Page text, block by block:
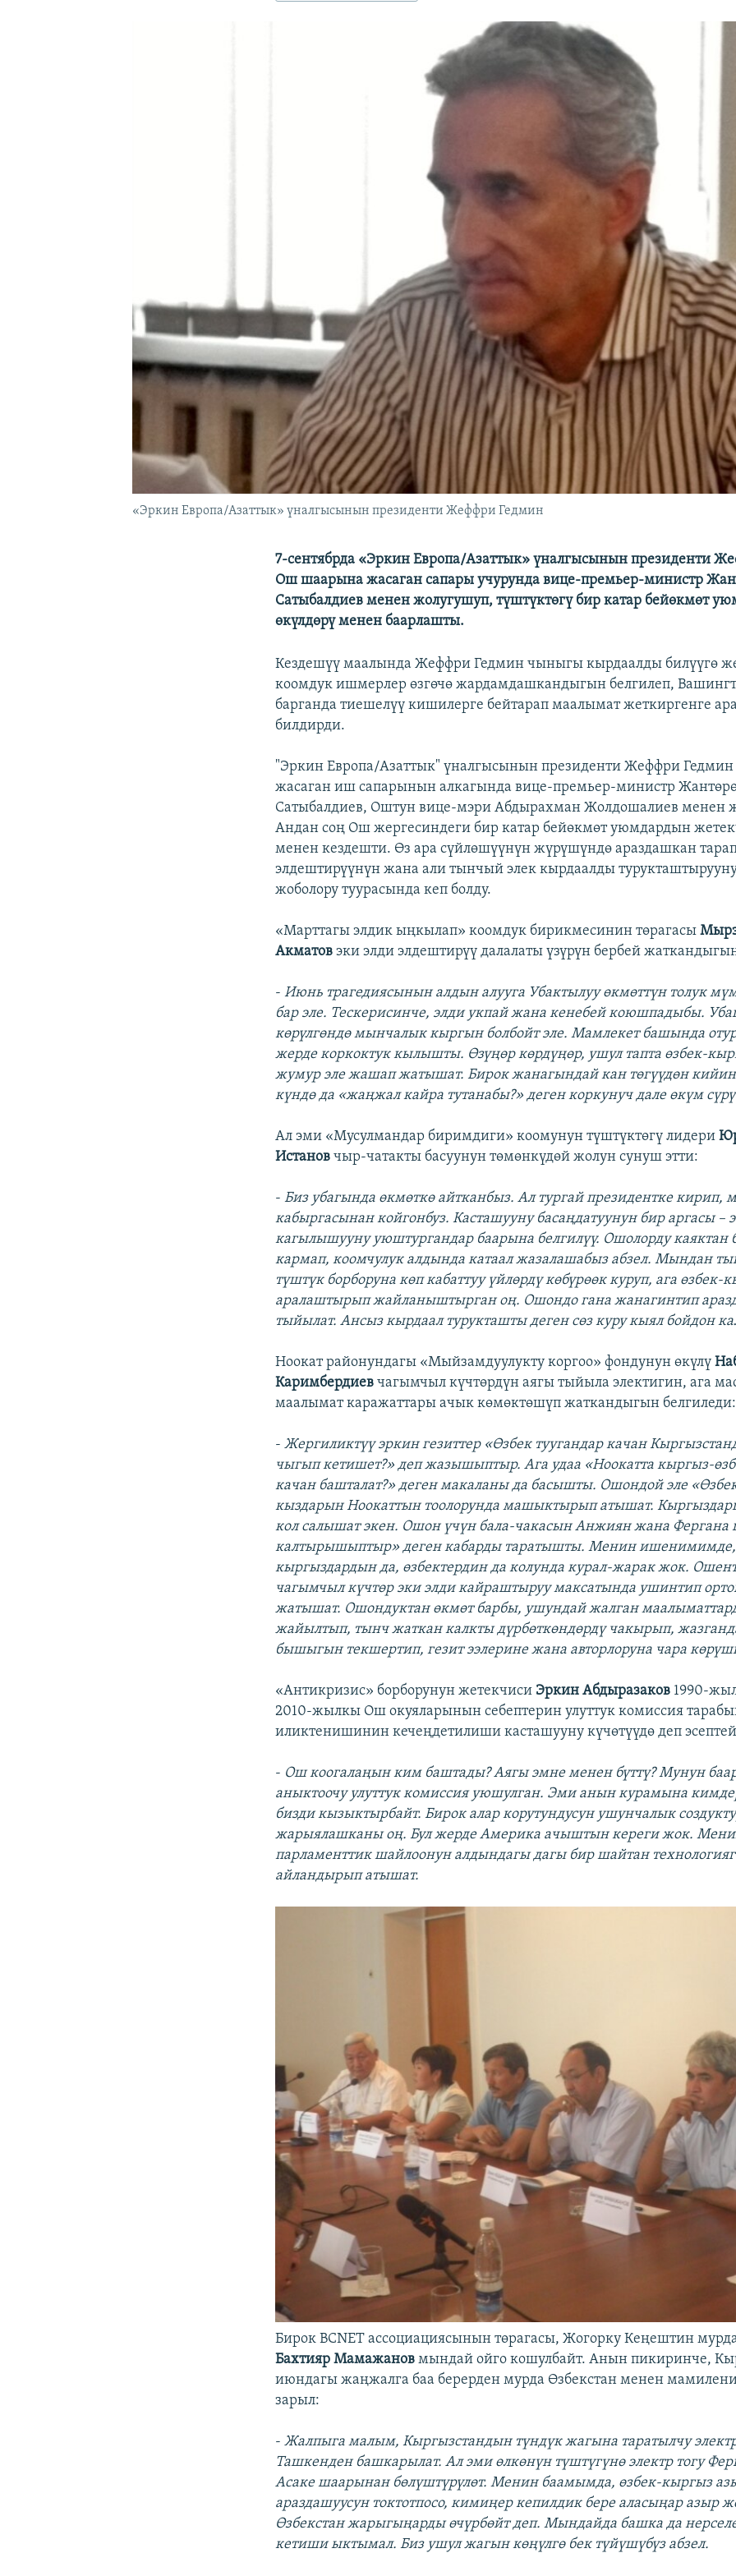
«Эркин Европа/Азаттык» үналгысынын президенти Жеффри Гедмин
7-сентябрда «Эркин Европа/Азаттык» үналгысынын президенти
Ош шаарына жасаган сапары учурунда вице-премьер-министр
Сатыбалдиев менен жолугушуп, түштүктөгү бир катар бейөкмөт
өкүлдөрү менен баарлашты.
Кездешүү маалында Жеффри Гедмин чыныгы кырдаалды билүүгө
коомдук ишмерлер өзгөчө жардамдашкандыгын белгилеп,
барганда тиешелүү кишилерге бейтарап маалымат жеткиргенге
билдирди.
"Эркин Европа/Азаттык" үналгысынын президенти Жеффри
жасаган иш сапарынын алкагында вице-премьер-министр
Сатыбалдиев, Оштун вице-мэри Абдырахман Жолдошалиев менен
Андан соң Ош жергесиндеги бир катар бейөкмөт уюмдардын
менен кездешти. Өз ара сүйлөшүүнүн жүрүшүндө араздашкан
элдештирүүнүн жана али тынчый элек кырдаалды
жоболору туурасында кеп болду.
«Марттагы элдик ыңкылап» коомдук бирикмесинин төрагасы
Акматовэки элди элдештирүү далалаты үзүрүн бербей
-Июнь трагедиясынын алдын алууга Убактылуу өкмөттүн толук
бар эле. Тескерисинче, элди укпай жана кенебей коюшпадыбы.
көрүлгөндө мынчалык кыргын болбойт эле. Мамлекет башында
жерде коркоктук кылышты. Өзүңөр көрдүңөр, ушул тапта өзбек-
жумур эле жашап жатышат. Бирок жанагындай кан төгүүдөн
күндө да «жаңжал кайра тутанабы?» деген коркунуч дале өкүм
Ал эми «Мусулмандар биримдиги» коомунун түштүктөгү лидери
Истановчыр-чатакты басуунун төмөнкүдөй жолун сунуш этти:
-Биз убагында өкмөткө айтканбыз. Ал тургай президентке кирип,
кабыргасынан койгонбуз. Касташууну басаңдатуунун бир аргасы –
кагылышууну уюштургандар баарына белгилүү. Ошолорду каяктан
кармап, коомчулук алдында катаал жазалашабыз абзел. Мындан
түштүк борборуна көп кабаттуу үйлөрдү көбүрөөк куруп, ага өзбек-
аралаштырып жайланыштырган оң. Ошондо гана жанагинтип
тыйылат. Ансыз кырдаал турукташты деген сөз куру кыял бойдон
Ноокат районундагы «Мыйзамдуулукту коргоо» фондунун өкүлү
Каримбердиевчагымчыл күчтөрдүн аягы тыйыла электигин, ага
маалымат каражаттары ачык көмөктөшүп жаткандыгын белгиледи:
-Жергиликтүү эркин гезиттер «Өзбек туугандар качан
чыгып кетишет?» деп жазышыптыр. Ага удаа «Ноокатта кыргыз-
качан башталат?» деген макаланы да басышты. Ошондой эле
кыздарын Ноокаттын тоолорунда машыктырып атышат.
кол салышат экен. Ошон үчүн бала-чакасын Анжиян жана Фергана
калтырышыптыр» деген кабарды таратышты. Менин ишенимимде,
кыргыздардын да, өзбектердин да колунда курал-жарак жок.
чагымчыл күчтөр эки элди кайраштыруу максатында ушинтип
жатышат. Ошондуктан өкмөт барбы, ушундай жалган
жайылтып, тынч жаткан калкты дүрбөткөндөрдү чакырып,
бышыгын текшертип, гезит ээлерине жана авторлоруна чара
«Антикризис» борборунун жетекчиси Эркин Абдыразаков 1990-
2010-жылкы Ош окуяларынын себептерин улуттук комиссия
иликтенишинин кечеңдетилиши касташууну күчөтүүдө деп
- Ош коогалаңын ким баштады? Аягы эмне менен бүттү? Мунун
аныктоочу улуттук комиссия уюшулган. Эми анын курамына
бизди кызыктырбайт. Бирок алар корутундусун ушунчалык
жарыялашканы оң. Бул жерде Америка ачыштын кереги жок.
парламенттик шайлоонун алдындагы дагы бир шайтан
айландырып атышат.
Бирок BCNET ассоциациясынын төрагасы, Жогорку Кеңештин
Бахтияр Мамажановмындай ойго кошулбайт. Анын пикиринче,
июндагы жаңжалга баа берерден мурда Өзбекстан менен мамилени
зарыл:
-Жалпыга малым, Кыргызстандын түндүк жагына таратылчу
Ташкенден башкарылат. Ал эми өлкөнүн түштүгүнө электр тогу
Асаке шаарынан бөлүштүрүлөт. Менин баамымда, өзбек-кыргыз
араздашуусун токтотпосо, кимиңер кепилдик бере аласыңар азыр
Өзбекстан жарыгыңарды өчүрбөйт деп. Мындайда башка да
кетиши ыктымал. Биз ушул жагын көңүлгө бек түйүшүбүз абзел.